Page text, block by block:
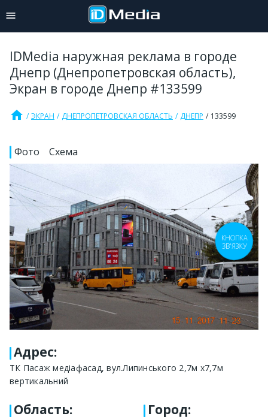
IDMedia наружная реклама в городе
Днепр (Днепропетровская область),
Экран в городе Днепр #133599
home ЭКРАН ДНЕПРОПЕТРОВСКАЯ ОБЛАСТЬ ДНЕПР 133599
Фото Схема
Адрес:
ТК Пасаж медіафасад, вул.Липинського 2,7м х7,7м
вертикальний
Область: Город:
КНОПКА
ЗВ'ЯЗКУ